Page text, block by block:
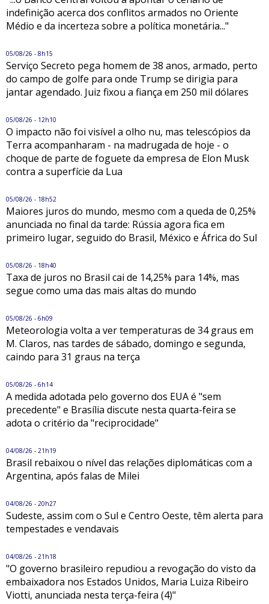
indefinição acerca dos conflitos armados no Oriente
Médio e da incerteza sobre a política monetária..."
05/08/26 - 8h15
Serviço Secreto pega homem de 38 anos, armado, perto
do campo de golfe para onde Trump se dirigia para
jantar agendado. Juiz fixou a fiança em 250 mil dólares
05/08/26 - 12h10
O impacto não foi visível a olho nu, mas telescópios da
Terra acompanharam - na madrugada de hoje - o
choque de parte de foguete da empresa de Elon Musk
contra a superfície da Lua
05/08/26 - 18h52
Maiores juros do mundo, mesmo com a queda de 0,25%
anunciada no final da tarde: Rússia agora fica em
primeiro lugar, seguido do Brasil, México e África do Sul
05/08/26 - 18h40
Taxa de juros no Brasil cai de 14,25% para 14%, mas
segue como uma das mais altas do mundo
05/08/26 - 6h09
Meteorologia volta a ver temperaturas de 34 graus em
M. Claros, nas tardes de sábado, domingo e segunda,
caindo para 31 graus na terça
05/08/26 - 6h14
A medida adotada pelo governo dos EUA é "sem
precedente" e Brasília discute nesta quarta-feira se
adota o critério da "reciprocidade"
04/08/26 - 21h19
Brasil rebaixou o nível das relações diplomáticas com a
Argentina, após falas de Milei
04/08/26 - 20h27
Sudeste, assim com o Sul e Centro Oeste, têm alerta para
tempestades e vendavais
04/08/26 - 21h18
"O governo brasileiro repudiou a revogação do visto da
embaixadora nos Estados Unidos, Maria Luiza Ribeiro
Viotti, anunciada nesta terça-feira (4)"